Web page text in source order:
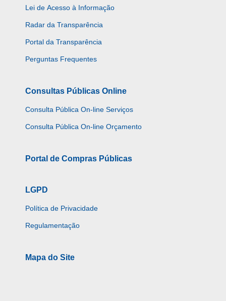
Lei de Acesso à Informação
Radar da Transparência
Portal da Transparência
Perguntas Frequentes
Consultas Públicas Online
Consulta Pública On-line Serviços
Consulta Pública On-line Orçamento
Portal de Compras Públicas
LGPD
Política de Privacidade
Regulamentação
Mapa do Site